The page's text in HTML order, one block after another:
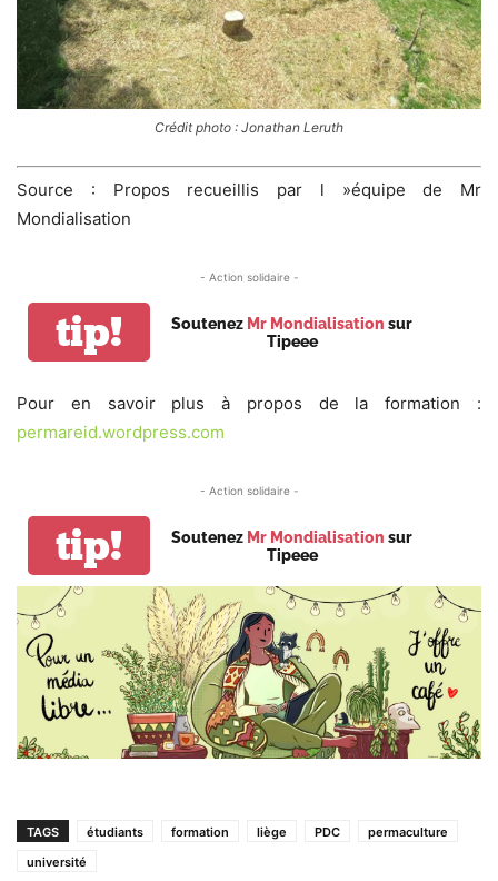
Crédit photo : Jonathan Leruth
Source : Propos recueillis par l »équipe de Mr
Mondialisation
- Action solidaire -
tip! Soutenez Mr Mondialisation sur
Tipeee
Pour en savoir plus à propos de la formation :
permareid.wordpress.com
- Action solidaire -
tip! Soutenez Mr Mondialisation sur
Tipeee
TAGS étudiants formation liège PDC
permaculture
université